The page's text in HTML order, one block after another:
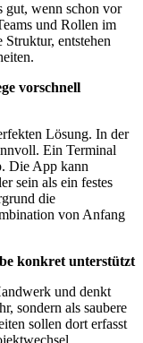
gut, wenn schon vor
und Rollen im
entstehen
vorschnell
Lösung. In der
Ein Terminal
Die App kann
sein als ein festes
die
von Anfang
konkret unterstützt
und denkt
sondern als saubere
sollen dort erfasst